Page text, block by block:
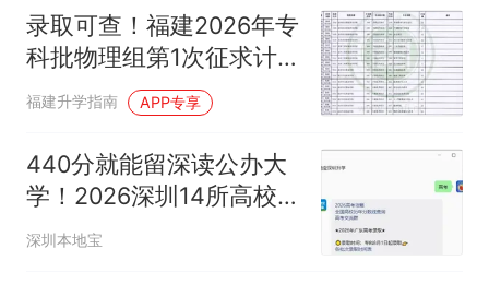
录取可查！福建2026年专
科批物理组第1次征求计划
公布，8月9日填报！
福建升学指南 APP专享
440分就能留深读公办大
学！2026深圳14所高校录
取分数线公布！
深圳本地宝